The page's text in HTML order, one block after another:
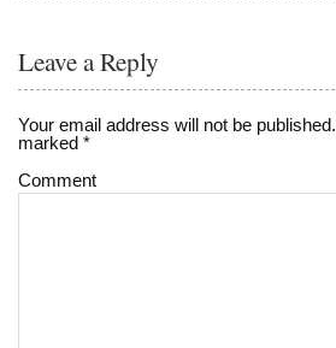
Leave a Reply
Your email address will not be published.
marked*
Comment